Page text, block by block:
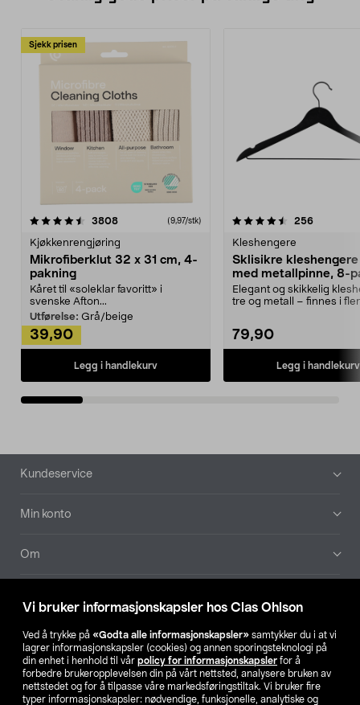
Vi bruker informasjonskapsler hos Clas Ohlson
Ved å trykke på «Godta alle informasjonskapsler» samtykker du i at vi
lagrer informasjonskapsler (cookies) og annen sporingsteknologi på
din enhet i henhold til vår policy for informasjonskapsler for å
forbedre brukeropplevelsen din på vårt nettsted, analysere bruken av
nettstedet og for å tilpasse våre markedsføringstiltak. Vi bruker fire
typer informasjonskapsler: nødvendige, funksjonelle, analytiske og
Sjekk prisen
3808anmeldelser(9,97/stk)
Kjøkkenrengjøring
Mikrofiberklut 32 x 31 cm, 4-
pakning
Kåret til «soleklar favoritt» i
svenske Afton...
Utførelse: Grå/beige
39,90
Legg i handlekurv
4.5av 5 stjerner 256
Kleshengere
Sklisikre
med metallpinne, 8-
Elegant og skikkelig
tre og metall – finnes i
79,90
Legg i handlekurv
4.5av 5 stjerner
Bunntekst
Kundeservice
Min konto
Om
Våre selskaper
Finn din butikk